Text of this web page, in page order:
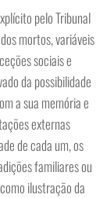
pelo Tribunal
mortos, variáveis
sociais e
da possibilidade
a sua memória e
externas
de cada um, os
familiares ou
ilustração da